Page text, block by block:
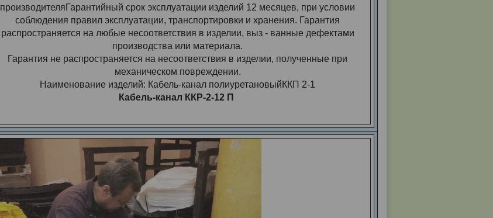
производителяГарантийный срок эксплуатации изделий 12 месяцев, при условии
соблюдения правил эксплуатации, транспортировки и хранения. Гарантия
распространяется на любые несоответствия в изделии, выз - ванные дефектами
производства или материала.
Гарантия не распространяется на несоответствия в изделии, полученные при
механическом повреждении.
Наименование изделий: Кабель-канал полиуретановыйККП 2-1
Кабель-канал ККР-2-12 П